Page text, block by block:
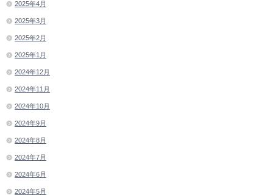
2025年4月
2025年3月
2025年2月
2025年1月
2024年12月
2024年11月
2024年10月
2024年9月
2024年8月
2024年7月
2024年6月
2024年5月